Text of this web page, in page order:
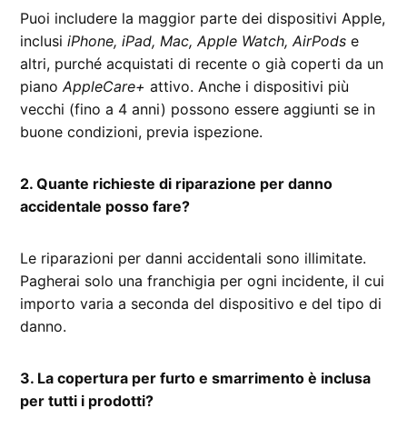
Puoi includere la maggior parte dei dispositivi Apple,
inclusiiPhone, iPad, Mac, Apple Watch, AirPods e
altri, purché acquistati di recente o già coperti da un
pianoAppleCare+ attivo. Anche i dispositivi più
vecchi (fino a 4 anni) possono essere aggiunti se in
buone condizioni, previa ispezione.
2. Quante richieste di riparazione per danno
accidentale posso fare?
Le riparazioni per danni accidentali sono illimitate.
Pagherai solo una franchigia per ogni incidente, il cui
importo varia a seconda del dispositivo e del tipo di
danno.
3. La copertura per furto e smarrimento è inclusa
per tutti i prodotti?